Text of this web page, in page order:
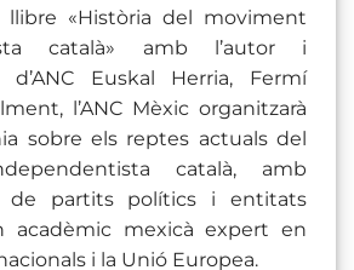
llibre «Història del moviment
català» amb l’autor i
d’ANC Euskal Herria, Fermí
l’ANC Mèxic organitzarà
sobre els reptes actuals del
català, amb
de partits polítics i entitats
acadèmic mexicà expert en
i la Unió Europea.